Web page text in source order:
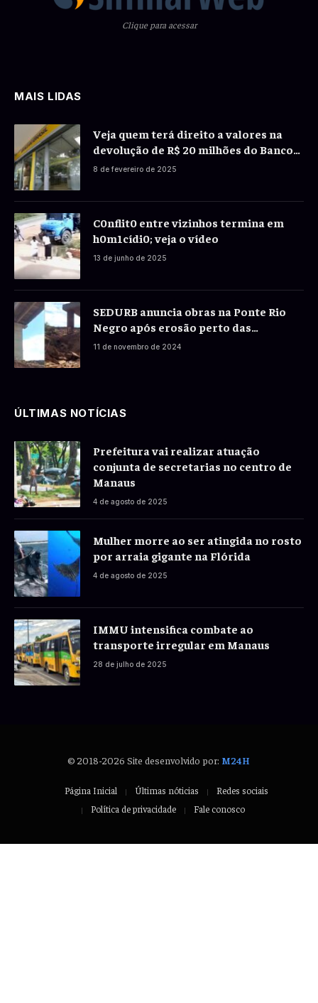
Clique para acessar
MAIS LIDAS
Veja quem terá direito a valores na
devolução de R$ 20 milhões do Banco
do Brasil a correntistas
8 de fevereiro de 2025
C0nflit0 entre vizinhos termina em
h0m1cídi0; veja o vídeo
13 de junho de 2025
SEDURB anuncia obras na Ponte Rio
Negro após erosão perto das
fundações
11 de novembro de 2024
ÚLTIMAS NOTÍCIAS
Prefeitura vai realizar atuação
conjunta de secretarias no centro de
Manaus
4 de agosto de 2025
Mulher morre ao ser atingida no rosto
por arraia gigante na Flórida
4 de agosto de 2025
IMMU intensifica combate ao
transporte irregular em Manaus
28 de julho de 2025
© 2018-2026 Site desenvolvido por: M24H
Página Inicial Últimas nóticias
Redes sociais
Política de privacidade
Fale conosco